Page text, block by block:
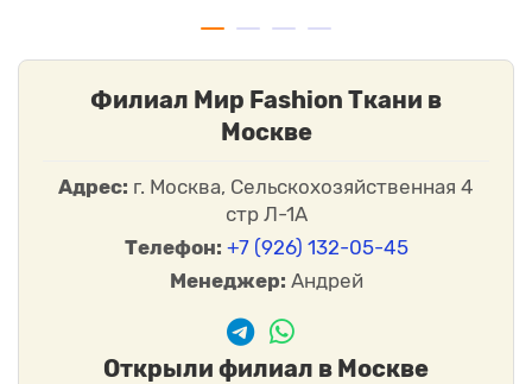
Филиал Мир Fashion Ткани в
Москве
Адрес: г. Москва, Сельскохозяйственная 4
стр Л-1А
Телефон: +7 (926) 132-05-45
Менеджер: Андрей
Открыли филиал в Москве